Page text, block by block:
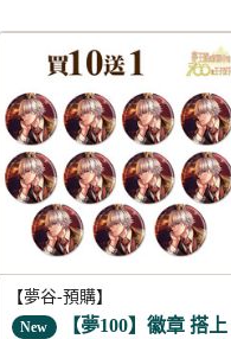
【夢谷-預購】
New
【夢100】徽章 搭上